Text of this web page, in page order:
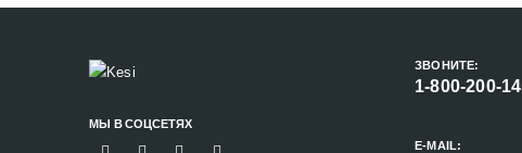
МЫ В СОЦСЕТЯХ
ЗВОНИТЕ:
1-800-200-
E-MAIL: